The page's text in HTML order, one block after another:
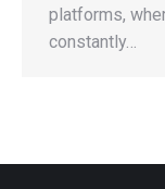
platforms,
constantly…